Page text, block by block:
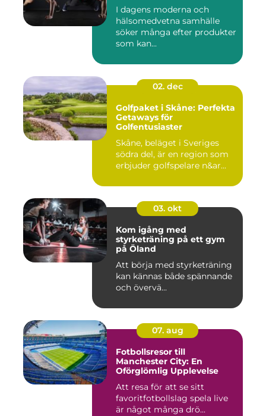
I dagens moderna och
hälsomedvetna samhälle
söker många efter produkter
som kan...
02. dec
Golfpaket i Skåne: Perfekta
Getaways för
Golfentusiaster
Skåne, beläget i Sveriges
södra del, är en region som
erbjuder golfspelare n&ar...
03. okt
Kom igång med
styrketräning på ett gym
på Öland
Att börja med styrketräning
kan kännas både spännande
och övervä...
07. aug
Fotbollsresor till
Manchester City: En
Oförglömlig Upplevelse
Att resa för att se sitt
favoritfotbollslag spela live
är något många drö...